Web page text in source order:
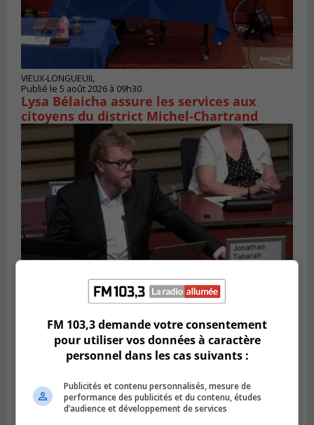
VIEUX-LONGUEUIL
Publié le 5 août 2026 à 09h30
Lysa Bélaicha assure les services aux
citoyens du district Michel‑Chartrand
Longueuil demande de reporter une
élection partielle
FM 103,3 demande votre consentement
pour utiliser vos données à caractère
personnel dans les cas suivants :
Publicités et contenu personnalisés, mesure de
performance des publicités et du contenu, études
d’audience et développement de services